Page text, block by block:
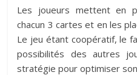
Les joueurs mettent en
chacun 3 cartes et en les
Le jeu étant coopératif, le
possibilités des autres
stratégie pour optimiser